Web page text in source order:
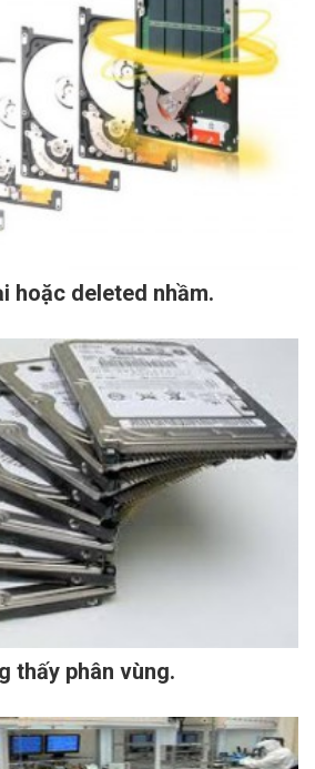
hoặc deleted nhầm.
thấy phân vùng.